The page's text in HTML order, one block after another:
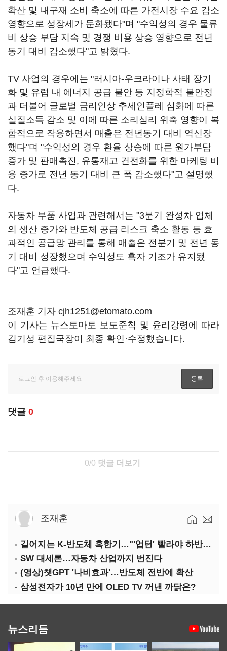
확산 및 내구재 소비 축소에 따른 가전시장 수요 감소
영향으로 성장세가 둔화됐다"며 "수익성의 경우 물류
비 상승 부담 지속 및 경쟁 비용 상승 영향으로 전년
동기 대비 감소했다"고 밝혔다.
TV 사업의 경우에는 "러시아-우크라이나 사태 장기
화 및 유럽 내 에너지 공급 불안 등 지정학적 불안정
과 더불어 글로벌 금리인상 추세인플레 심화에 따른
실질소득 감소 및 이에 따른 소리심리 위축 영향이 복
합적으로 작용하면서 매출은 전년동기 대비 역신장
했다"며 "수익성의 경우 환율 상승에 따른 원가부담
증가 및 판매촉진, 유통재고 건전화를 위한 마케팅 비
용 증가로 전년 동기 대비 큰 폭 감소했다"고 설명했
다.
자동차 부품 사업과 관련해서는 "3분기 완성차 업체
의 생산 증가와 반도체 공급 리스크 축소 활동 등 효
과적인 공급망 관리를 통해 매출은 전분기 및 전년 동
기 대비 성장했으며 수익성도 흑자 기조가 유지됐
다"고 언급했다.
조재훈 기자 cjh1251@etomato.com
이 기사는 뉴스토마토 보도준칙 및 윤리강령에 따라
김기성 편집국장이 최종 확인·수정했습니다.
댓글 0
0/0 댓글 더보기
조재훈
길어지는 K-반도체 혹한기…"'업턴' 빨라야 하반기"
SW 대세론…자동차 산업까지 번진다
(영상)챗GPT '나비효과'…반도체 전반에 확산
삼성전자가 10년 만에 OLED TV 꺼낸 까닭은?
뉴스리듬